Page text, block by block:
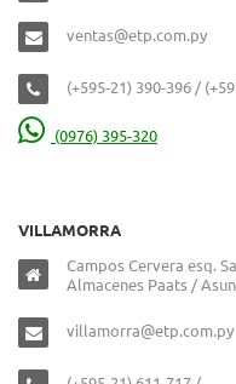
ventas@etp.com.py
(+595-21) 390-396 /
(0976) 395-320
VILLAMORRA
Campos Cervera esq.
Almacenes Paats /
villamorra@etp.com.py